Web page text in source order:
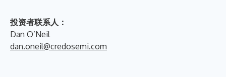
投资者联系人：
Dan O’Neil
dan.oneil@credosemi.com